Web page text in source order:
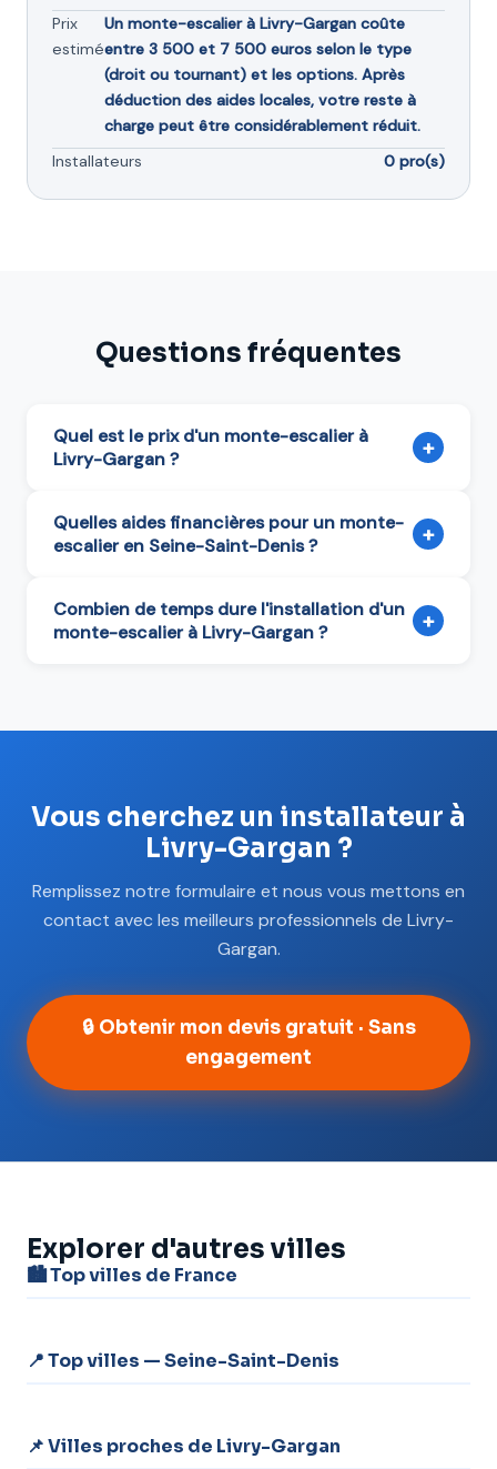
Prix
estimé
Un monte-escalier à Livry-Gargan coûte
entre 3 500 et 7 500 euros selon le type
(droit ou tournant) et les options. Après
déduction des aides locales, votre reste à
charge peut être considérablement réduit.
Installateurs
0 pro(s)
Questions fréquentes
Quel est le prix d'un monte-escalier à
Livry-Gargan ?
+
Quelles aides financières pour un monte-
escalier en Seine-Saint-Denis ?
+
Combien de temps dure l'installation d'un
monte-escalier à Livry-Gargan ?
+
Vous cherchez un installateur à
Livry-Gargan ?
Remplissez notre formulaire et nous vous mettons en
contact avec les meilleurs professionnels de Livry-
Gargan.
🔒 Obtenir mon devis gratuit · Sans
engagement
Explorer d'autres villes
🏙️ Top villes de France
📍 Top villes — Seine-Saint-Denis
📌 Villes proches de Livry-Gargan